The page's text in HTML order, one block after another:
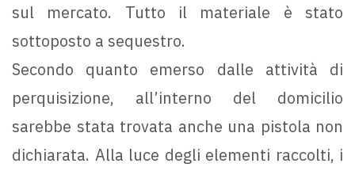
sul mercato. Tutto il materiale è stato
sottoposto a sequestro.
Secondo quanto emerso dalle attività di
perquisizione, all’interno del domicilio
sarebbe stata trovata anche una pistola non
dichiarata. Alla luce degli elementi raccolti, i